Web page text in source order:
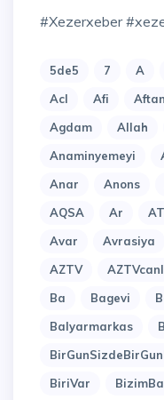
#xezerxeber
5de5 7 A
Acl
Afi
Agdam
Allah
Anaminyemeyi
Anar
Anons
AQSA
Ar AT
Avar
Avrasiya
AZTV
AZTVcanl
Ba
Bagevi
Balyarmarkas
BiriVar